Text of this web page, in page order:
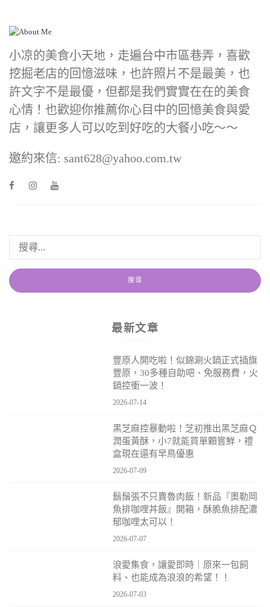
小凉的美食小天地，走遍台中市區巷弄，喜歡
挖掘老店的回憶滋味，也許照片不是最美，也
許文字不是最優，但都是我們實實在在的美食
心情！也歡迎你推薦你心目中的回憶美食與愛
店，讓更多人可以吃到好吃的大餐小吃～～
邀約來信: sant628@yahoo.com.tw
最新文章
豐原人開吃啦！似錦涮火鍋正式插旗
豐原，30多種自助吧、免服務費，火
鍋控衝一波！
2026-07-14
黑芝麻控暴動啦！芝初推出黑芝麻Ｑ
潤蛋黃酥，小7就能買單顆嘗鮮，禮
盒現在還有早鳥優惠
2026-07-09
鬍鬚張不只賣魯肉飯！新品『奧勒岡
魚排咖哩丼飯』開箱，酥脆魚排配濃
郁咖哩太可以！
2026-07-07
浪愛集食，讓愛即時｜原來一包飼
料、也能成為浪浪的希望！！
2026-07-03